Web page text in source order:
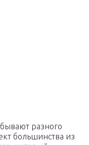
разного
большинства из